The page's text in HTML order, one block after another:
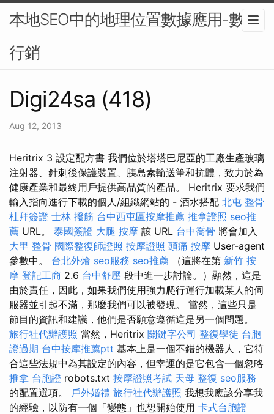
本地SEO中的地理位置數據應用-數位
行銷
Digi24sa (418)
Aug 12, 2013
Heritrix 3 設定配方書 我們位於塔塔巴尼亞的工廠生產玻璃
注射器、針刺後保護裝置、胰島素輸送筆和抗體，致力於為
健康產業和最終用戶提供高品質的產品。 Heritrix 要求我們
輸入指向進行下載的個人/組織網站的 - 酒水搭配 北屯 整骨
杜拜簽證 士林 撥筋 台中西屯區按摩推薦 推拿證照 seo推
薦 URL。 泰國簽證 大腿 按摩 該 URL 台中喬骨 將會加入
大里 整骨 國際整復師證照 按摩證照 頭痛 按摩 User-agent
參數中。 台北外燴 seo服務 seo推薦 （這將在第 新竹 按
摩 登記工商 2.6 台中舒壓 段中進一步討論。）顯然，這是
由於責任，因此，如果我們使用強力爬行運行加載某人的伺
服器並引起不滿，那麼我們可以被發現。 當然，這些只是
節目的資訊和建議，他們是否願意遵循這是另一個問題。
旅行社代辦護照 當然，Heritrix 關鍵字公司 整復學徒 台胞
證過期 台中按摩推薦ptt 基本上是一個不錯的機器人，它符
合這些法規中為其設定的內容，但幸運的是它包含一個忽略
推拿 台胞證 robots.txt 按摩證照考試 天母 整復 seo服務
的配置選項。 戶外婚禮 旅行社代辦護照 我想我應該分享我
的經驗，以防有一個「變態」也想開始使用 卡式台胞證